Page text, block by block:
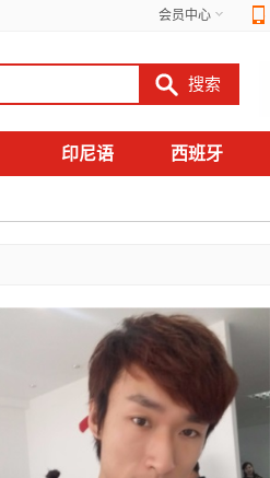
会员中心
印尼语 西班牙